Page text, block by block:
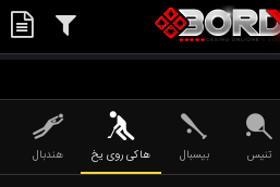
تنیس بیسبال هاکی روی یخ هندبال